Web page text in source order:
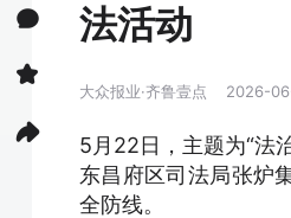
法活动
大众报业·齐鲁壹点 2026-
5月22日，主题为“法
东昌府区司法局张炉
全防线。